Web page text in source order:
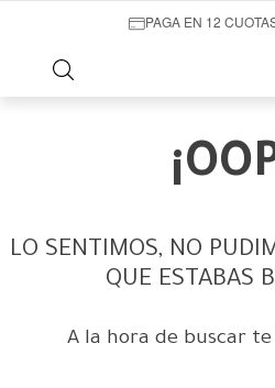
PAGA EN 12
LO SENTIMOS, NO
QUE ESTABAS
A la hora de buscar